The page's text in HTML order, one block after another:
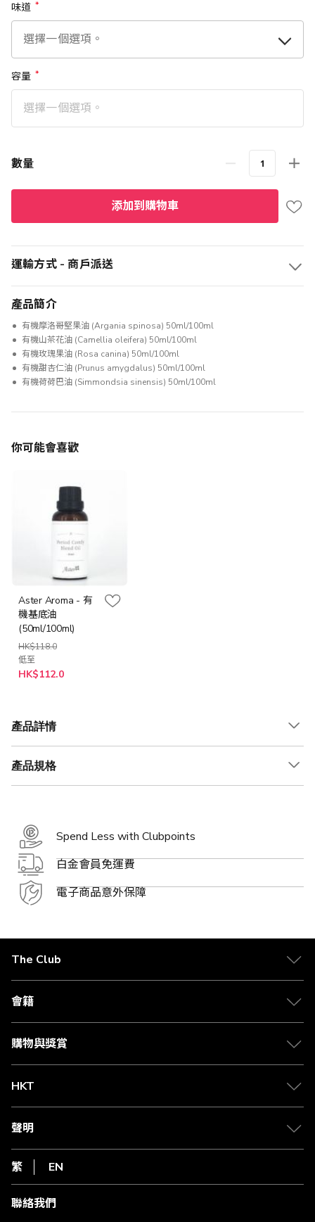
味道
容量
數量
添加到購物車
運輸方式 - 商戶派送
產品簡介
有機摩洛哥堅果油 (Argania spinosa) 50ml/100ml
有機山茶花油 (Camellia oleifera) 50ml/100ml
有機玫瑰果油 (Rosa canina) 50ml/100ml
有機甜杏仁油 (Prunus amygdalus) 50ml/100ml
有機荷荷巴油 (Simmondsia sinensis) 50ml/100ml
你可能會喜歡
Aster Aroma - 有
機基底油
(50ml/100ml)
HK$118.0
低至
HK$112.0
產品詳情
產品規格
Spend Less with Clubpoints
白金會員免運費
電子商品意外保障
The Club
關於 The Club
合作夥伴
媒體中心
會籍
會籍及專屬禮遇
賺取積分
購物與獎賞
物流與配送
Club Shopping 商品領取站
常見問題
HKT
csl.
1010
HKT
聲明
私隱聲明
使用條款
條款及細則
不歧視及不騷擾聲明
繁 EN
聯絡我們